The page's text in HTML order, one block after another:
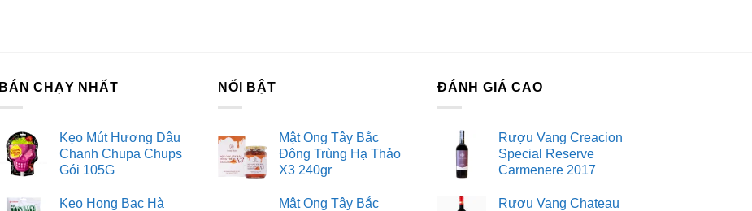
BÁN CHẠY NHẤT
Kẹo Mút Hương Dâu
Chanh Chupa Chups
Gói 105G
Kẹo Họng Bạc Hà
NỔI BẬT
Mật Ong Tây Bắc
Đông Trùng Hạ Thảo
X3 240gr
Mật Ong Tây Bắc
ĐÁNH GIÁ CAO
Rượu Vang Creacion
Special Reserve
Carmenere 2017
Rượu Vang Chateau